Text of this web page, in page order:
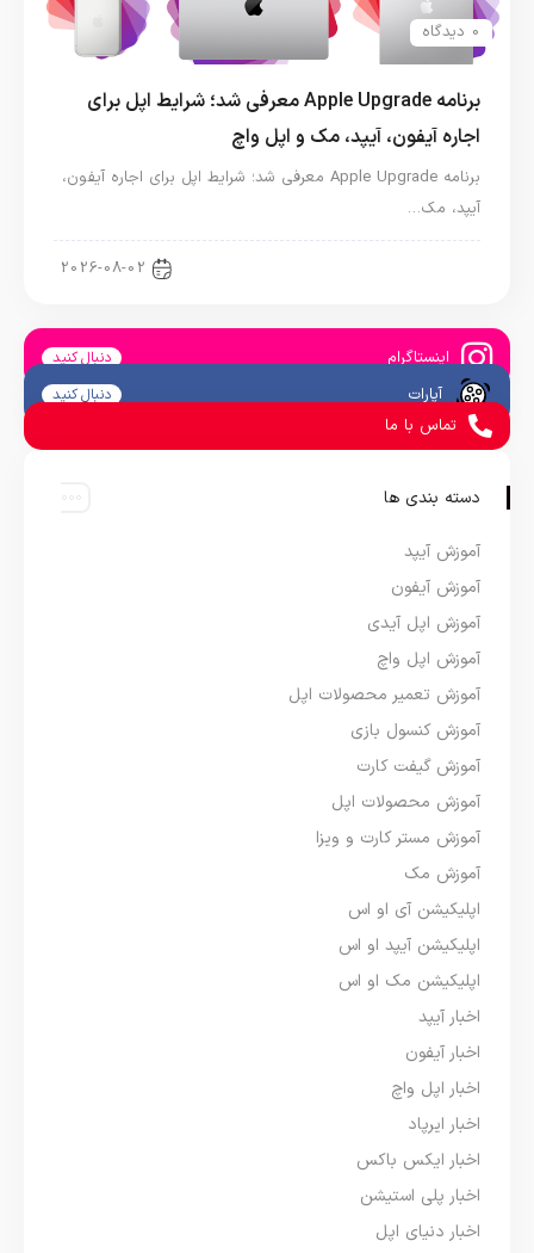
0 دیدگاه
برنامه Apple Upgrade معرفی شد؛ شرایط اپل برای
اجاره آیفون، آیپد، مک و اپل واچ
برنامه Apple Upgrade معرفی شد؛ شرایط اپل برای اجاره آیفون،
آیپد، مک…
2026-08-02
اینستاگرام دنبال کنید
آپارات دنبال کنید
تماس با ما
دسته بندی ها
آموزش آیپد
آموزش آیفون
آموزش اپل آیدی
آموزش اپل واچ
آموزش تعمیر محصولات اپل
آموزش کنسول بازی
آموزش گیفت کارت
آموزش محصولات اپل
آموزش مستر کارت و ویزا
آموزش مک
اپلیکیشن آی او اس
اپلیکیشن آیپد او اس
اپلیکیشن مک او اس
اخبار آیپد
اخبار آیفون
اخبار اپل واچ
اخبار ایرپاد
اخبار ایکس باکس
اخبار پلی استیشن
اخبار دنیای اپل